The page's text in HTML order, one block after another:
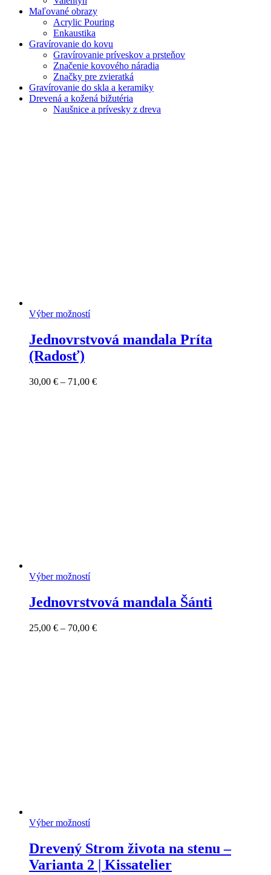
Maľované obrazy
Acrylic Pouring
Enkaustika
Gravírovanie do kovu
Gravírovanie príveskov a prsteňov
Značenie kovového náradia
Značky pre zvieratká
Gravírovanie do skla a keramiky
Drevená a kožená bižutéria
Naušnice a prívesky z dreva
Výber možností
Jednovrstvová mandala Príta
(Radosť)
30,00 € – 71,00 €Price
Výber možností
Jednovrstvová mandala Šánti
25,00 € – 70,00 €Price
Výber možností
Drevený Strom života na stenu –
Varianta 2 | Kissatelier